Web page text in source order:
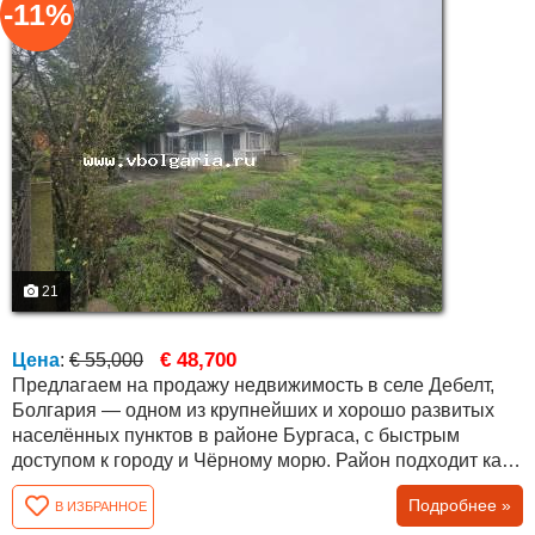
21
-11%
Цена: € 55,000 € 48,700
Предлагаем на продажу недвижимость в селе Дебелт,
Болгария — одном из крупнейших и хорошо развитых
населённых пунктов в районе Бургаса, с быстрым
доступом к городу и Чёрному морю. Район подходит как
для постоянного проживания, так и для покупки
недвижимости у моря в Болгарии. Объект расположен в
В ИЗБРАННОЕ Подробнее »